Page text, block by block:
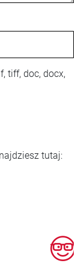
tiff, doc, docx,
tutaj: